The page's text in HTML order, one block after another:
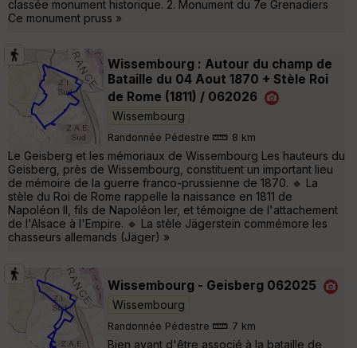
classée monument historique. 2. Monument du 7e Grenadiers
Ce monument pruss »
Wissembourg : Autour du champ de
Bataille du 04 Aout 1870 + Stèle Roi
de Rome (1811) / 062026
Wissembourg
Randonnée Pédestre 8 km
Le Geisberg et les mémoriaux de Wissembourg Les hauteurs du
Geisberg, près de Wissembourg, constituent un important lieu
de mémoire de la guerre franco-prussienne de 1870. 🔹 La
stèle du Roi de Rome rappelle la naissance en 1811 de
Napoléon II, fils de Napoléon Ier, et témoigne de l'attachement
de l'Alsace à l'Empire. 🔹 La stèle Jägerstein commémore les
chasseurs allemands (Jäger) »
Wissembourg - Geisberg 062025
Wissembourg
Randonnée Pédestre 7 km
Bien avant d'être associé à la bataille de